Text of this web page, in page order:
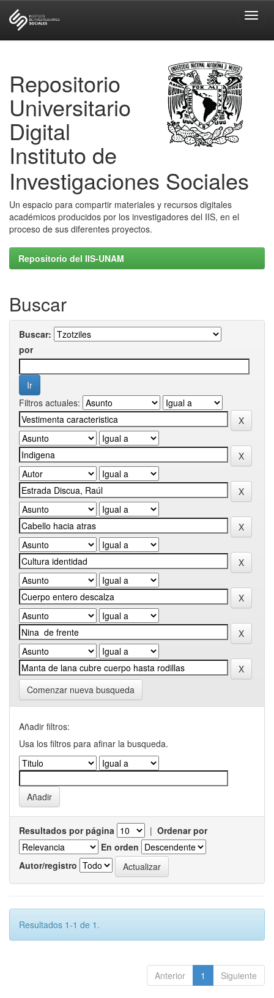
Repositorio
Universitario
Digital
Instituto de
Investigaciones Sociales
Un espacio para compartir materiales y recursos digitales
académicos producidos por los investigadores del IIS, en el
proceso de sus diferentes proyectos.
Repositorio del IIS-UNAM
Buscar
Buscar:
por
Filtros actuales:
Comenzar nueva busqueda
Añadir filtros:
Usa los filtros para afinar la busqueda.
Resultados por página | Ordenar por
En orden
Autor/registro
Resultados 1-1 de 1.
Anterior 1 Siguiente